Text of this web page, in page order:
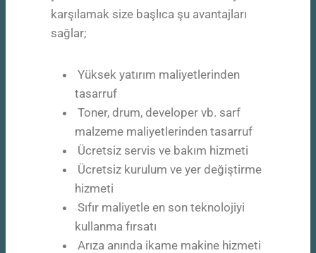
karşılamak size başlıca şu avantajları
sağlar;
Yüksek yatırım maliyetlerinden
tasarruf
Toner, drum, developer vb. sarf
malzeme maliyetlerinden tasarruf
Ücretsiz servis ve bakım hizmeti
Ücretsiz kurulum ve yer değiştirme
hizmeti
Sıfır maliyetle en son teknolojiyi
kullanma fırsatı
Arıza anında ikame makine hizmeti